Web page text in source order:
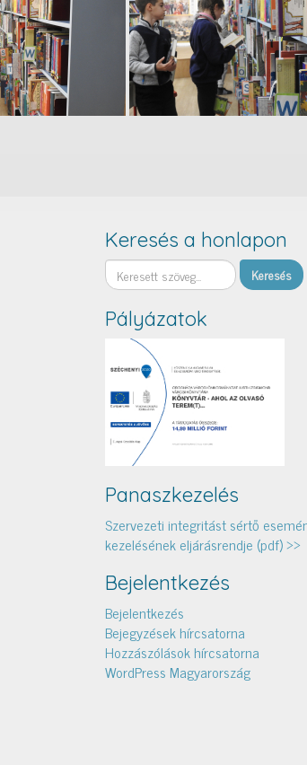
Keresés a honlapon
Keresés
Pályázatok
Panaszkezelés
Szervezeti integritást sértő
kezelésének eljárásrendje (pdf) >>
Bejelentkezés
Bejelentkezés
Bejegyzések hírcsatorna
Hozzászólások hírcsatorna
WordPress Magyarország